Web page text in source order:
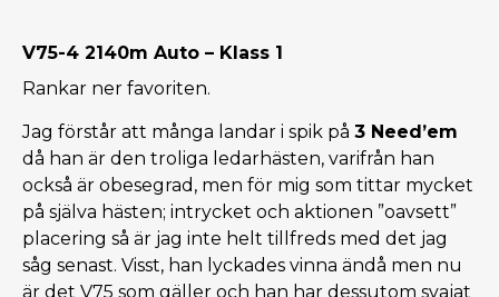
V75-4 2140m Auto – Klass 1
Rankar ner favoriten.
Jag förstår att många landar i spik på 3 Need’em
då han är den troliga ledarhästen, varifrån han
också är obesegrad, men för mig som tittar mycket
på själva hästen; intrycket och aktionen ”oavsett”
placering så är jag inte helt tillfreds med det jag
såg senast. Visst, han lyckades vinna ändå men nu
är det V75 som gäller och han har dessutom svajat